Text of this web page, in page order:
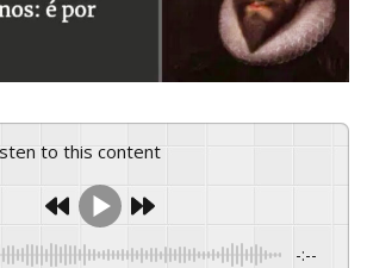
to this content
-:--